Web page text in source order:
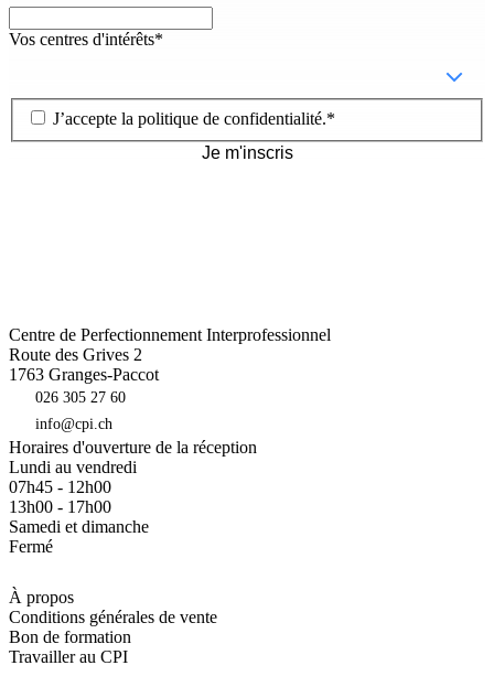
Vos centres d'intérêts*
J’accepte la politique de confidentialité.*
Je m'inscris
Centre de Perfectionnement Interprofessionnel
Route des Grives 2
1763 Granges-Paccot
026 305 27 60
info@cpi.ch
Horaires d'ouverture de la réception
Lundi au vendredi
07h45 - 12h00
13h00 - 17h00
Samedi et dimanche
Fermé
À propos
Conditions générales de vente
Bon de formation
Travailler au CPI